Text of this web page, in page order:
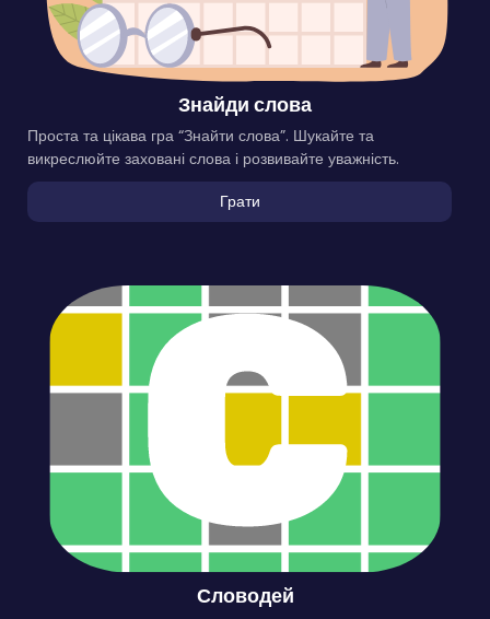
Знайди слова
Проста та цікава гра “Знайти слова”. Шукайте та
викреслюйте заховані слова і розвивайте уважність.
Грати
Словодей